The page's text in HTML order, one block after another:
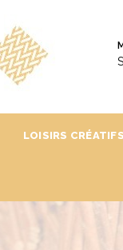
LOISIRS CRÉATIFS